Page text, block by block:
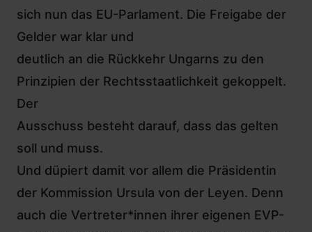
sich nun das EU-Parlament. Die Freigabe der
Gelder war klar und
deutlich an die Rückkehr Ungarns zu den
Prinzipien der Rechtsstaatlichkeit gekoppelt.
Der
Ausschuss besteht darauf, dass das gelten
soll und muss.
Und düpiert damit vor allem die Präsidentin
der Kommission Ursula von der Leyen. Denn
auch die Vertreter*innen ihrer eigenen EVP-